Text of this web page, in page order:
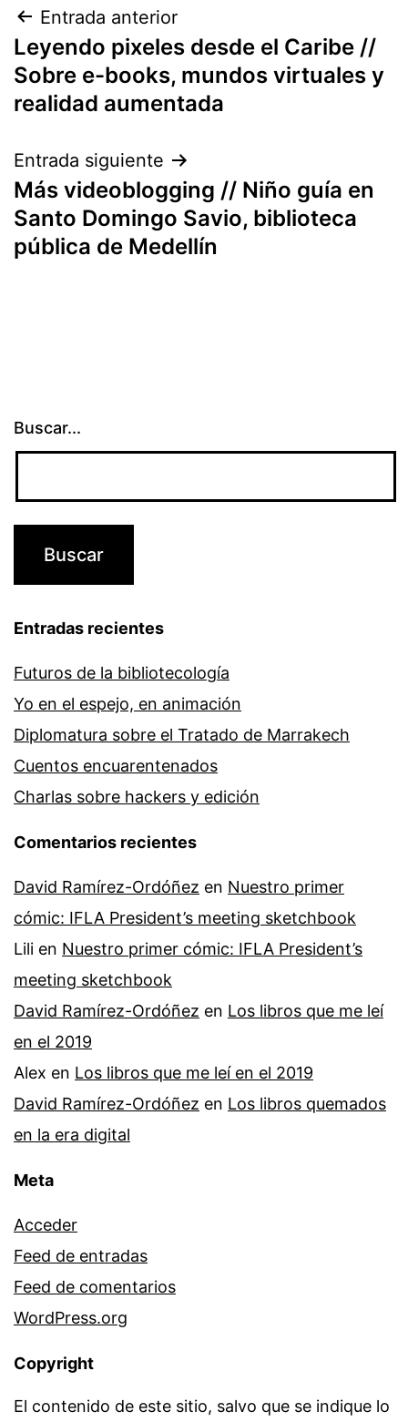
Navegación
de
entradas
Entrada anterior
Leyendo pixeles desde el Caribe //
Sobre e-books, mundos virtuales y
realidad aumentada
Entrada siguiente
Más videoblogging // Niño guía en
Santo Domingo Savio, biblioteca
pública de Medellín
Buscar...
Entradas recientes
Futuros de la bibliotecología
Yo en el espejo, en animación
Diplomatura sobre el Tratado de Marrakech
Cuentos encuarentenados
Charlas sobre hackers y edición
Comentarios recientes
David Ramírez-Ordóñez en Nuestro primer
cómic: IFLA President’s meeting sketchbook
Lili en Nuestro primer cómic: IFLA President’s
meeting sketchbook
David Ramírez-Ordóñez en Los libros que me leí
en el 2019
Alex en Los libros que me leí en el 2019
David Ramírez-Ordóñez en Los libros quemados
en la era digital
Meta
Acceder
Feed de entradas
Feed de comentarios
WordPress.org
Copyright
El contenido de este sitio, salvo que se indique lo